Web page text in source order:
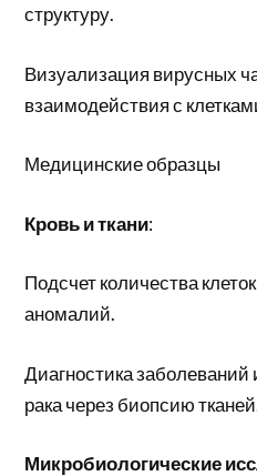
структуру.
Визуализация вирусных
взаимодействия с
Медицинские образцы
Кровь и ткани:
Подсчет количества
аномалий.
Диагностика
рака через биопсию
Микробиологические